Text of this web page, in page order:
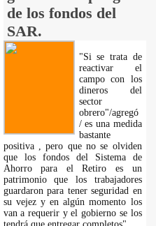
de los fondos del
SAR.
"Si se trata de
reactivar el
campo con los
dineros del
sector
obrero"/agregó
/ es una medida
bastante
positiva , pero que no se olviden
que los fondos del Sistema de
Ahorro para el Retiro es un
patrimonio que los trabajadores
guardaron para tener seguridad en
su vejez y en algún momento los
van a requerir y el gobierno se los